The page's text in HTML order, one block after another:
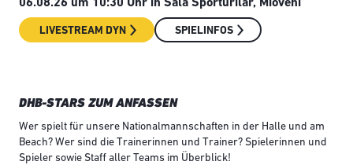
06.08.26 um 10:30 Uhr in Sala Sporturilar, Mioveni
LIVESTREAM DYN SPIELINFOS
DHB-STARS ZUM ANFASSEN
Wer spielt für unsere Nationalmannschaften in der Halle und am
Beach? Wer sind die Trainerinnen und Trainer? Spielerinnen und
Spieler sowie Staff aller Teams im Überblick!